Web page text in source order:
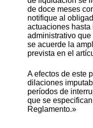
de doce meses
notifique al
actuaciones hasta
administrativo
se acuerde la
prevista en el
A efectos de este
dilaciones
períodos de
que se
Reglamento.»